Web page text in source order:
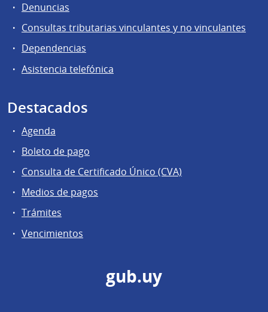
Denuncias
Consultas tributarias vinculantes y no vinculantes
Dependencias
Asistencia telefónica
Destacados
Agenda
Boleto de pago
Consulta de Certificado Único (CVA)
Medios de pagos
Trámites
Vencimientos
gub.uy